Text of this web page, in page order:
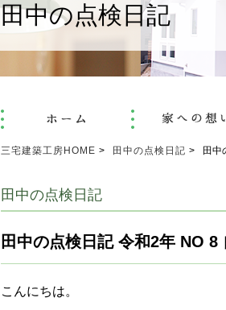
田中の点検日記
三宅建築工房HOME 田中の点検日記 田中
田中の点検日記
田中の点検日記 令和2年 NO 8
こんにちは。